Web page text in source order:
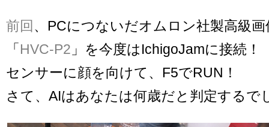
前回、PCにつないだオムロン社製高級
「HVC-P2 」を今度はIchigoJamに接続！
センサーに顔を向けて、F5でRUN！
さて、AIはあなたは何歳だと判定するで